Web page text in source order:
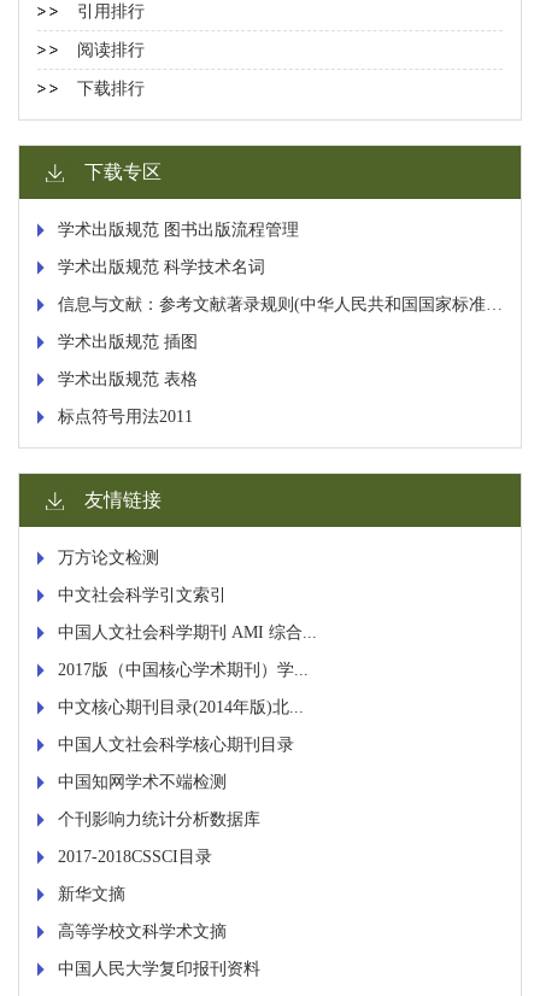
引用排行
阅读排行
下载排行
下载专区
学术出版规范 图书出版流程管理
学术出版规范 科学技术名词
信息与文献：参考文献著录规则(中华人民共和国国家标准 2015)
学术出版规范 插图
学术出版规范 表格
标点符号用法2011
友情链接
万方论文检测
中文社会科学引文索引
中国人文社会科学期刊 AMI 综合...
2017版（中国核心学术期刊）学...
中文核心期刊目录(2014年版)北...
中国人文社会科学核心期刊目录
中国知网学术不端检测
个刊影响力统计分析数据库
2017-2018CSSCI目录
新华文摘
高等学校文科学术文摘
中国人民大学复印报刊资料